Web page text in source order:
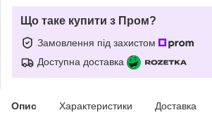
Що таке купити з Пром?
Замовлення під захистом
Доступна доставка
Опис Характеристики Доставка